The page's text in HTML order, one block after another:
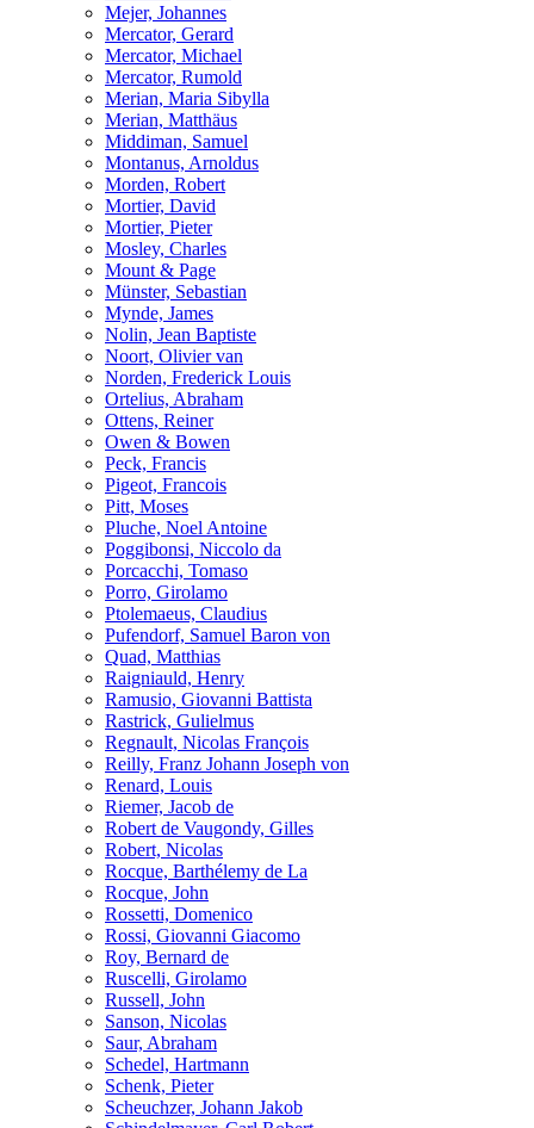
Mejer, Johannes
Mercator, Gerard
Mercator, Michael
Mercator, Rumold
Merian, Maria Sibylla
Merian, Matthäus
Middiman, Samuel
Montanus, Arnoldus
Morden, Robert
Mortier, David
Mortier, Pieter
Mosley, Charles
Mount & Page
Münster, Sebastian
Mynde, James
Nolin, Jean Baptiste
Noort, Olivier van
Norden, Frederick Louis
Ortelius, Abraham
Ottens, Reiner
Owen & Bowen
Peck, Francis
Pigeot, Francois
Pitt, Moses
Pluche, Noel Antoine
Poggibonsi, Niccolo da
Porcacchi, Tomaso
Porro, Girolamo
Ptolemaeus, Claudius
Pufendorf, Samuel Baron von
Quad, Matthias
Raigniauld, Henry
Ramusio, Giovanni Battista
Rastrick, Gulielmus
Regnault, Nicolas François
Reilly, Franz Johann Joseph von
Renard, Louis
Riemer, Jacob de
Robert de Vaugondy, Gilles
Robert, Nicolas
Rocque, Barthélemy de La
Rocque, John
Rossetti, Domenico
Rossi, Giovanni Giacomo
Roy, Bernard de
Ruscelli, Girolamo
Russell, John
Sanson, Nicolas
Saur, Abraham
Schedel, Hartmann
Schenk, Pieter
Scheuchzer, Johann Jakob